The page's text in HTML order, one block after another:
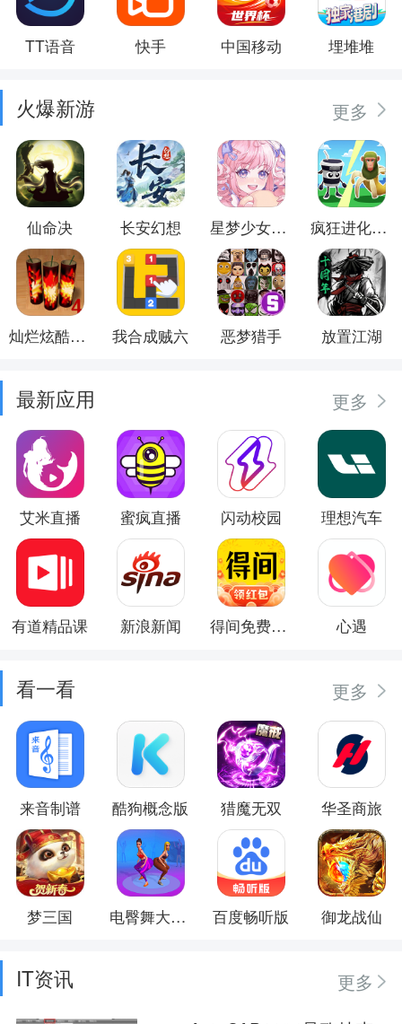
TT语音 快手 中国移动 埋堆堆
火爆新游 更多
仙命决 长安幻想 星梦少女换装 疯狂进化防卫战
灿烂炫酷模拟器 我合成贼六 恶梦猎手 放置江湖
最新应用 更多
艾米直播 蜜疯直播 闪动校园 理想汽车
有道精品课 新浪新闻 得间免费小说 心遇
看一看 更多
来音制谱 酷狗概念版 猎魔无双 华圣商旅
梦三国 电臀舞大作战 百度畅听版 御龙战仙
IT资讯
更多